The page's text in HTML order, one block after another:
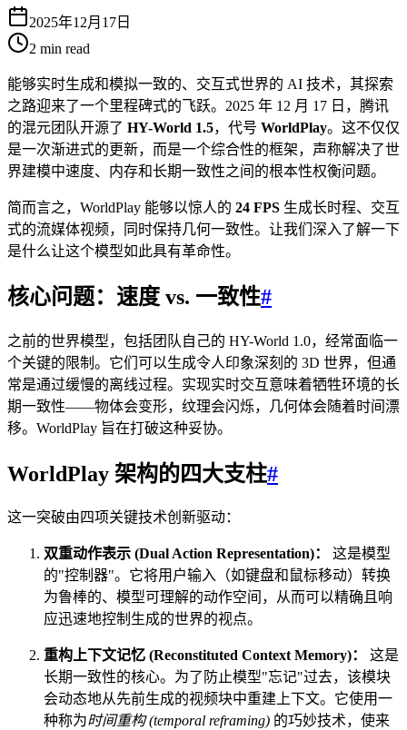
2025年12月17日
2 min read
能够实时生成和模拟一致的、交互式世界的 AI 技术，其探索
之路迎来了一个里程碑式的飞跃。2025 年 12 月 17 日，腾讯
的混元团队开源了 HY-World 1.5，代号 WorldPlay。这不仅仅
是一次渐进式的更新，而是一个综合性的框架，声称解决了世
界建模中速度、内存和长期一致性之间的根本性权衡问题。
简而言之，WorldPlay 能够以惊人的 24 FPS 生成长时程、交互
式的流媒体视频，同时保持几何一致性。让我们深入了解一下
是什么让这个模型如此具有革命性。
核心问题：速度 vs. 一致性#
之前的世界模型，包括团队自己的 HY-World 1.0，经常面临一
个关键的限制。它们可以生成令人印象深刻的 3D 世界，但通
常是通过缓慢的离线过程。实现实时交互意味着牺牲环境的长
期一致性——物体会变形，纹理会闪烁，几何体会随着时间漂
移。WorldPlay 旨在打破这种妥协。
WorldPlay 架构的四大支柱#
这一突破由四项关键技术创新驱动：
双重动作表示 (Dual Action Representation)：
这是模型
的"控制器"。它将用户输入（如键盘和鼠标移动）转换
为鲁棒的、模型可理解的动作空间，从而可以精确且响
应迅速地控制生成的世界的视点。
重构上下文记忆 (Reconstituted Context Memory)：
这是
长期一致性的核心。为了防止模型"忘记"过去，该模块
会动态地从先前生成的视频块中重建上下文。它使用一
种称为时间重构 (temporal reframing) 的巧妙技术，使来